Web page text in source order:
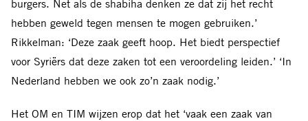
burgers. Net als de shabiha denken ze dat zij het recht
hebben geweld tegen mensen te mogen gebruiken.’
Rikkelman: ‘Deze zaak geeft hoop. Het biedt perspectief
voor Syriërs dat deze zaken tot een veroordeling leiden.’ ‘In
Nederland hebben we ook zo’n zaak nodig.’
Het OM en TIM wijzen erop dat het ‘vaak een zaak van